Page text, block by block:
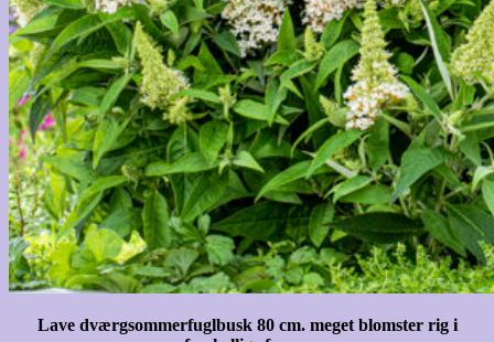
Lave dværgsommerfuglbusk 80 cm. meget blomster rig i